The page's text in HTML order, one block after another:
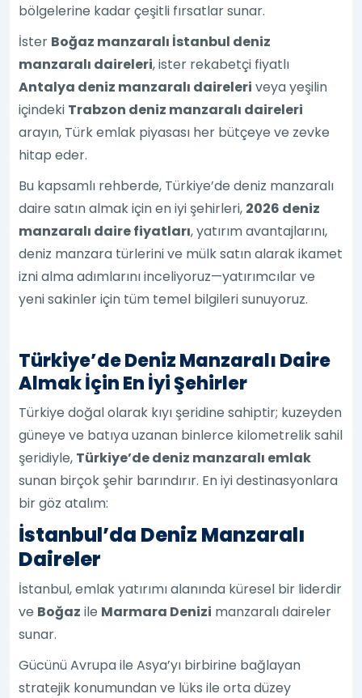
bölgelerine kadar çeşitli fırsatlar sunar.
İster Boğaz manzaralı İstanbul deniz
manzaralı daireleri, ister rekabetçi fiyatlı
Antalya deniz manzaralı daireleri veya yeşilin
içindeki Trabzon deniz manzaralı daireleri
arayın, Türk emlak piyasası her bütçeye ve zevke
hitap eder.
Bu kapsamlı rehberde, Türkiye’de deniz manzaralı
daire satın almak için en iyi şehirleri, 2026 deniz
manzaralı daire fiyatları, yatırım avantajlarını,
deniz manzara türlerini ve mülk satın alarak ikamet
izni alma adımlarını inceliyoruz—yatırımcılar ve
yeni sakinler için tüm temel bilgileri sunuyoruz.
Türkiye’de Deniz Manzaralı Daire
Almak İçin En İyi Şehirler
Türkiye doğal olarak kıyı şeridine sahiptir; kuzeyden
güneye ve batıya uzanan binlerce kilometrelik sahil
şeridiyle, Türkiye’de deniz manzaralı emlak
sunan birçok şehir barındırır. En iyi destinasyonlara
bir göz atalım:
İstanbul’da Deniz Manzaralı
Daireler
İstanbul, emlak yatırımı alanında küresel bir liderdir
ve Boğaz ile Marmara Denizi manzaralı daireler
sunar.
Gücünü Avrupa ile Asya’yı birbirine bağlayan
stratejik konumundan ve lüks ile orta düzey